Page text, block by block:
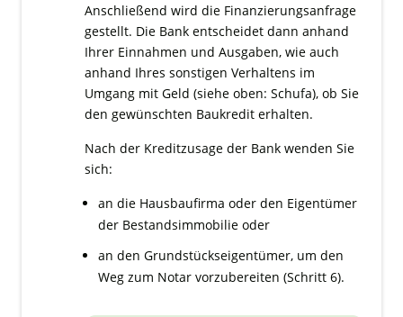
Anschließend wird die Finanzierungsanfrage
gestellt. Die Bank entscheidet dann anhand
Ihrer Einnahmen und Ausgaben, wie auch
anhand Ihres sonstigen Verhaltens im
Umgang mit Geld (siehe oben: Schufa), ob Sie
den gewünschten Baukredit erhalten.
Nach der Kreditzusage der Bank wenden Sie
sich:
an die Hausbaufirma oder den Eigentümer
der Bestandsimmobilie oder
an den Grundstückseigentümer, um den
Weg zum Notar vorzubereiten (Schritt 6).